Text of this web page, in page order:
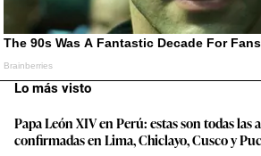
Lo más visto
Papa León XIV en Perú: estas son todas las
confirmadas en Lima, Chiclayo, Cusco y